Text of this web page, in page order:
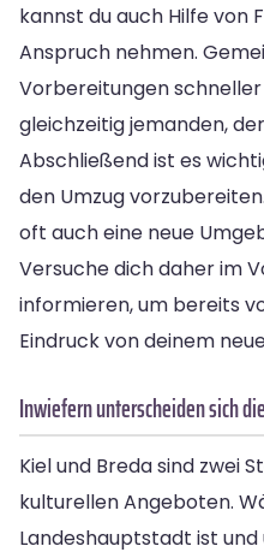
kannst du auch Hilfe von
Anspruch nehmen.
Vorbereitungen
gleichzeitig jemanden,
Abschließend ist es
den Umzug
oft auch eine neue
Versuche dich daher im
informieren, um bereits
Eindruck von deinem
Inwiefern unterscheiden sich
Kiel und Breda sind zwei
kulturellen Angeboten.
Landeshauptstadt ist